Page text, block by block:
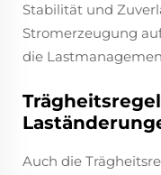
Stabilität und
Stromerzeugung
die
Auch die